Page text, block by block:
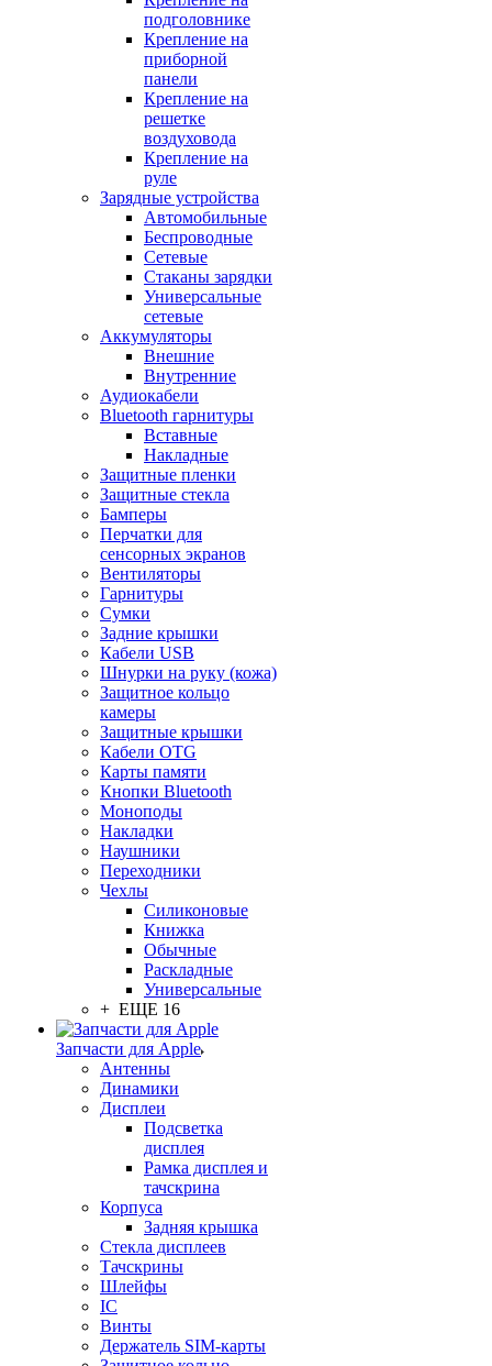
подголовнике
Крепление на
приборной
панели
Крепление на
решетке
воздуховода
Крепление на
руле
Зарядные устройства
Автомобильные
Беспроводные
Сетевые
Стаканы зарядки
Универсальные
сетевые
Аккумуляторы
Внешние
Внутренние
Аудиокабели
Bluetooth гарнитуры
Вставные
Накладные
Защитные пленки
Защитные стекла
Бамперы
Перчатки для
сенсорных экранов
Вентиляторы
Гарнитуры
Сумки
Задние крышки
Кабели USB
Шнурки на руку (кожа)
Защитное кольцо
камеры
Защитные крышки
Кабели OTG
Карты памяти
Кнопки Bluetooth
Моноподы
Накладки
Наушники
Переходники
Чехлы
Силиконовые
Книжка
Обычные
Раскладные
Универсальные
+ ЕЩЕ 16
Запчасти для Apple
Антенны
Динамики
Дисплеи
Подсветка
дисплея
Рамка дисплея и
тачскрина
Корпуса
Задняя крышка
Стекла дисплеев
Тачскрины
Шлейфы
IC
Винты
Держатель SIM-карты